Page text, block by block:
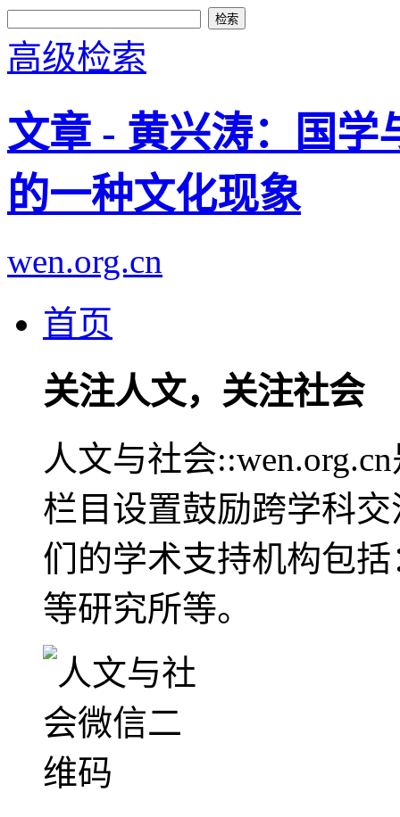
高级检索
文章 - 黄兴涛：国
的一种文化现象
wen.org.cn
首页
关注人文，关注社会
人文与社会
栏目设置鼓励跨学科
们的学术支持机构包
等研究所等。